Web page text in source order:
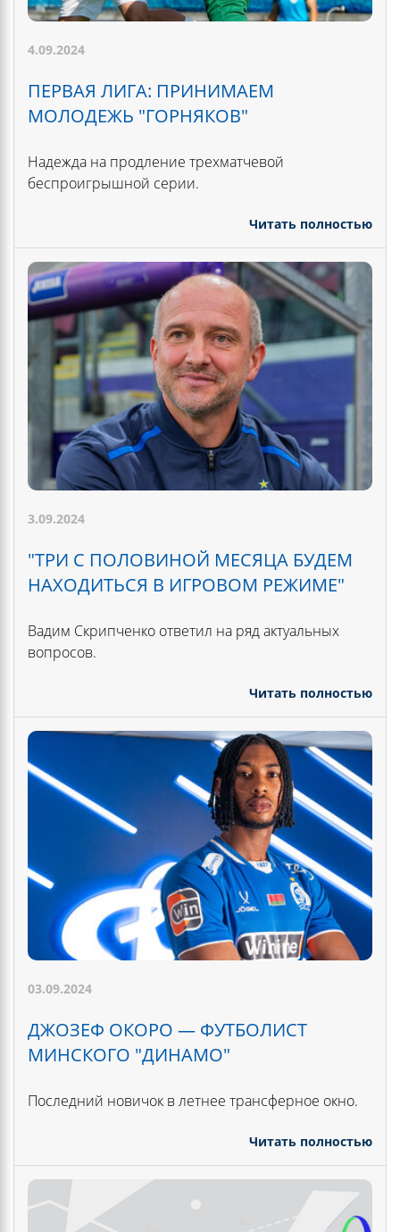
4.09.2024
ПЕРВАЯ ЛИГА: ПРИНИМАЕМ
МОЛОДЕЖЬ "ГОРНЯКОВ"
Надежда на продление трехматчевой
беспроигрышной серии.
Читать полностью
3.09.2024
"ТРИ С ПОЛОВИНОЙ МЕСЯЦА БУДЕМ
НАХОДИТЬСЯ В ИГРОВОМ РЕЖИМЕ"
Вадим Скрипченко ответил на ряд актуальных
вопросов.
Читать полностью
03.09.2024
ДЖОЗЕФ ОКОРО — ФУТБОЛИСТ
МИНСКОГО "ДИНАМО"
Последний новичок в летнее трансферное окно.
Читать полностью